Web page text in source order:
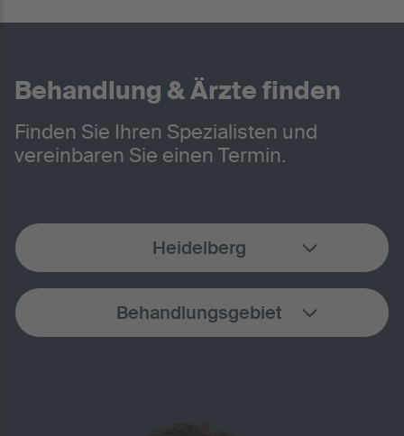
Behandlung & Ärzte finden
Finden Sie Ihren Spezialisten und
vereinbaren Sie einen Termin.
Heidelberg
Behandlungsgebiet